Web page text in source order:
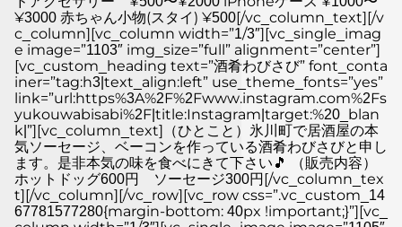
¥3000 赤ちゃん小物(スタイ) ¥500[/vc_column_text][/v
c_column][vc_column width=”1/3″][vc_single_imag
e image=”1103″ img_size=”full” alignment=”center”]
[vc_custom_heading text=”酒肴わびさび” font_conta
iner=”tag:h3|text_align:left” use_theme_fonts=”yes”
link=”url:https%3A%2F%2Fwww.instagram.com%2Fs
yukouwabisabi%2F|title:Instagram|target:%20_blan
k|”][vc_column_text]（ひとこと）氷川町で居酒屋の本
気ソーセージ、ベーコンを作っている酒肴わびさびと申し
ます。是非本気の味を食べにきて下さい🎵 （販売内容）
ホットドッグ600円 ソーセージ300円[/vc_column_tex
t][/vc_column][/vc_row][vc_row css=”.vc_custom_14
67781577280{margin-bottom: 40px !important;}”][vc_